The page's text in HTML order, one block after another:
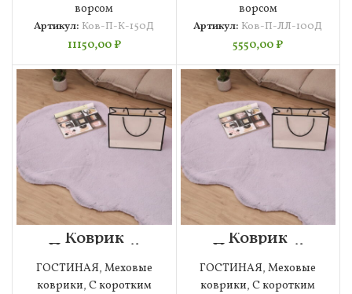
ворсом
Артикул: Ков-П-К-150Д
11150,00₽
ворсом
Артикул: Ков-П-ЛЛ-100Д
5550,00₽
Коврик
Плюшевый
(лиловый) 60х90
ГОСТИНАЯ, Меховые
коврики, С коротким
Коврик
Плюшевый
(лиловый)
80х120
ГОСТИНАЯ,Меховые
коврики,С коротким